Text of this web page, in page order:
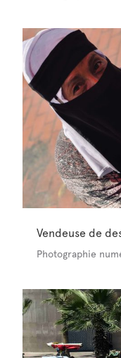
Vendeuse de
Photographie